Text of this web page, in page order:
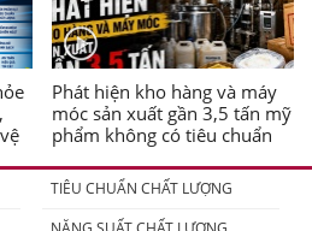
Phát hiện kho hàng và máy
móc sản xuất gần 3,5 tấn mỹ
phẩm không có tiêu chuẩn
TIÊU CHUẨN CHẤT LƯỢNG